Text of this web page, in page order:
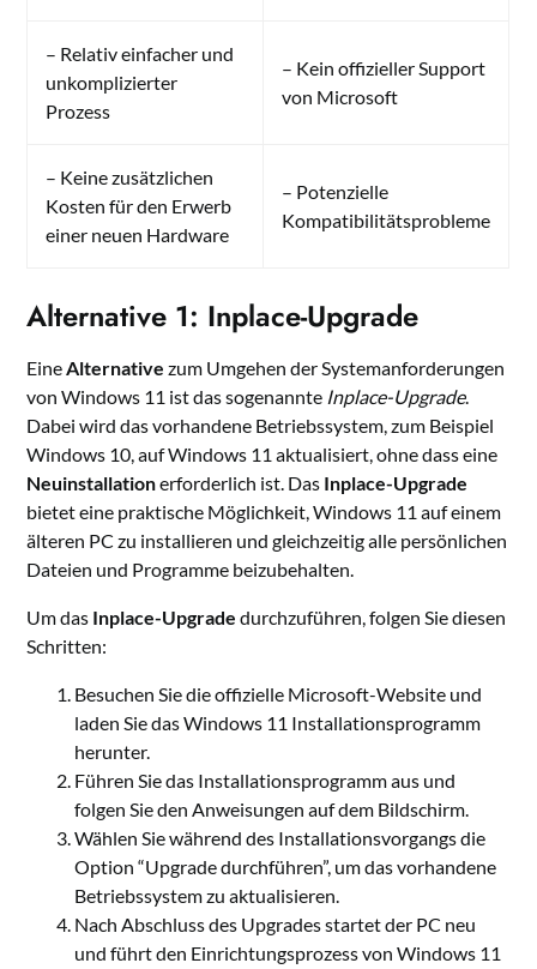
– Relativ einfacher und
unkomplizierter
Prozess
– Kein offizieller Support
von Microsoft
– Keine zusätzlichen
Kosten für den Erwerb
einer neuen Hardware
– Potenzielle
Kompatibilitätsprobleme
Alternative 1: Inplace-Upgrade
EineAlternative zum Umgehen der Systemanforderungen
von Windows 11 ist das sogenannte Inplace-Upgrade.
Dabei wird das vorhandene Betriebssystem, zum Beispiel
Windows 10, auf Windows 11 aktualisiert, ohne dass eine
Neuinstallationerforderlich ist. Das Inplace-Upgrade
bietet eine praktische Möglichkeit, Windows 11 auf einem
älteren PC zu installieren und gleichzeitig alle persönlichen
Dateien und Programme beizubehalten.
Um das Inplace-Upgrade durchzuführen, folgen Sie diesen
Schritten:
Besuchen Sie die offizielle Microsoft-Website und
laden Sie das Windows 11 Installationsprogramm
herunter.
Führen Sie das Installationsprogramm aus und
folgen Sie den Anweisungen auf dem Bildschirm.
Wählen Sie während des Installationsvorgangs die
Option “Upgrade durchführen”, um das vorhandene
Betriebssystem zu aktualisieren.
Nach Abschluss des Upgrades startet der PC neu
und führt den Einrichtungsprozess von Windows 11